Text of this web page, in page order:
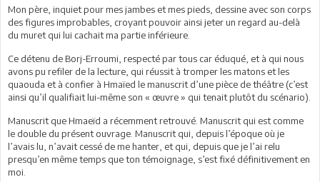
Mon père, inquiet pour mes jambes et mes pieds, dessine avec son corps
des figures improbables, croyant pouvoir ainsi jeter un regard au-delà
du muret qui lui cachait ma partie inférieure.
Ce détenu de Borj-Erroumi, respecté par tous car éduqué, et à qui nous
avons pu refiler de la lecture, qui réussit à tromper les matons et les
quaouda et à confier à Hmaïed le manuscrit d’une pièce de théâtre (c’est
ainsi qu’il qualifiait lui-même son « œuvre » qui tenait plutôt du scénario).
Manuscrit que Hmaeïd a récemment retrouvé. Manuscrit qui est comme
le double du présent ouvrage. Manuscrit qui, depuis l’époque où je
l’avais lu, n’avait cessé de me hanter, et qui, depuis que je l’ai relu
presqu’en même temps que ton témoignage, s’est fixé définitivement en
moi.